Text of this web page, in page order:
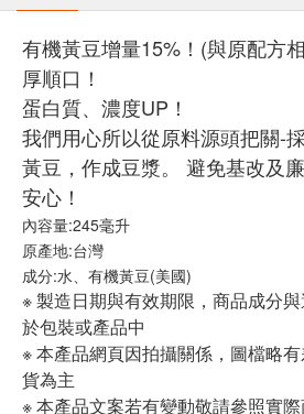
有機黃豆增量15%！(與原配方
厚順口！
蛋白質、濃度UP！
我們用心所以從原料源頭把關-
黃豆，作成豆漿。 避免基改及
安心！
內容量:245毫升
原產地:台灣
成分:水、有機黃豆(美國)
※ 製造日期與有效期限，商品成分
於包裝或產品中
※ 本產品網頁因拍攝關係，圖檔略
貨為主
※ 本產品文案若有變動敬請參照實